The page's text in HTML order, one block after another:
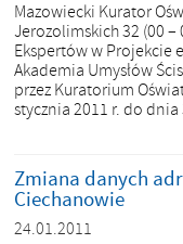
Mazowiecki Kurator
Jerozolimskich 32 (00 –
Ekspertów w Projekcie
Akademia Umysłów
przez Kuratorium
stycznia 2011 r. do
Zmiana danych
Ciechanowie
24.01.2011